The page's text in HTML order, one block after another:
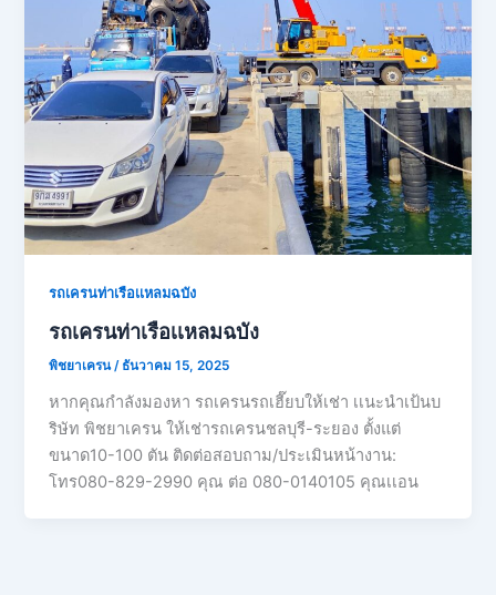
รถเครนท่าเรือเเหลมฉบัง
รถเครนท่าเรือเเหลมฉบัง
พิชยาเครน / ธันวาคม 15, 2025
หากคุณกำลังมองหา รถเครนรถเฮี๊ยบให้เช่า เเนะนำเป้นบ
ริษัท พิชยาเครน ให้เช่ารถเครนชลบุรี-ระยอง ตั้งแต่
ขนาด10-100 ตัน ติดต่อสอบถาม/ประเมินหน้างาน:
โทร080-829-2990 คุณ ต่อ 080-0140105 คุณเเอน